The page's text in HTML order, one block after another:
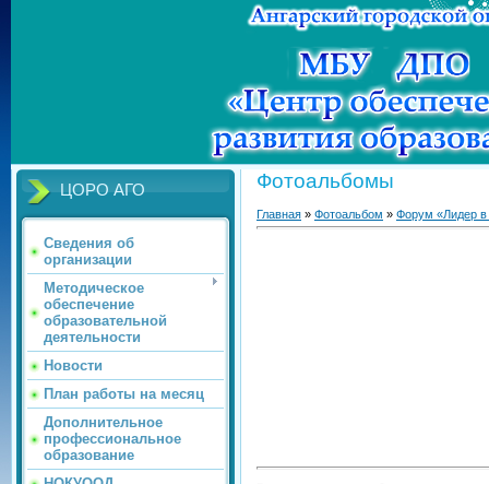
ЦОРО АГО
Сведения об
организации
Методическое
обеспечение
образовательной
деятельности
Новости
План работы на месяц
Дополнительное
профессиональное
образование
Фотоальбомы
Главная » Фотоальбом » Форум «Лидер в